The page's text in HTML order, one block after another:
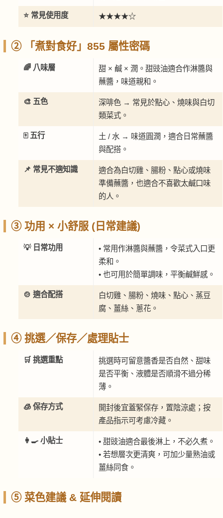
⭐ 常見使用度 ★★★★☆
② 「煮對食好」855 屬性密碼
🌈 八味層
甜 × 鹹 × 潤。甜豉油適合作淋醬與
蘸醬，味道親和。
🎨 五色
深啡色 → 常見於點心、燒味與白切
類菜式。
🀄 五行
土 / 水 → 味道圓潤，適合日常蘸醬
與配搭。
📌 常見不適知識
適合為白切雞、腸粉、點心或燒味
準備蘸醬，也適合不喜歡太鹹口味
的人。
③ 功用 × 小舒服 (日常建議)
💡 日常功用
• 常用作淋醬與蘸醬，令菜式入口更
柔和。
• 也可用於簡單調味，平衡鹹鮮感。
🍲 適合配搭
白切雞、腸粉、燒味、點心、蒸豆
腐、薑絲、蔥花。
④ 挑選／保存／處理貼士
🛒 挑選重點
挑選時可留意醬香是否自然、甜味
是否平衡、液體是否順滑不過分稀
薄。
🧊 保存方式
開封後宜蓋緊保存，置陰涼處；按
產品指示可考慮冷藏。
👩‍🍳 小貼士
• 甜豉油適合最後淋上，不必久煮。
• 若想層次更清爽，可加少量熟油或
薑絲同食。
⑤ 菜色建議 & 延伸閱讀